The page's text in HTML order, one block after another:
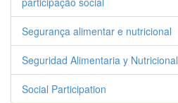
Segurança alimentar e nutricional
Seguridad Alimentaria y Nutricional
Social Participation